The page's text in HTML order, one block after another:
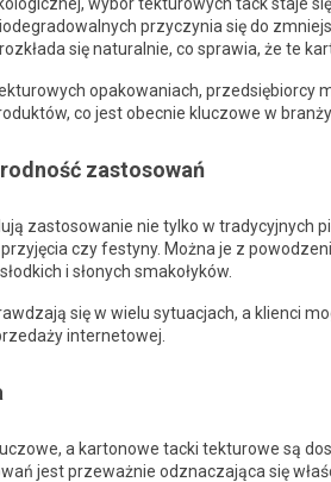
przyczynia się do
się naturalnie, co sprawia, że te
opakowaniach, przedsiębiorcy
co jest obecnie kluczowe w
zastosowań
zastosowanie nie tylko w tradycyjnych
czy festyny. Można je z
i słonych smakołyków.
się w wielu sytuacjach, a klienci
internetowej.
a kartonowe tacki tekturowe są
jest przeważnie odznaczająca się